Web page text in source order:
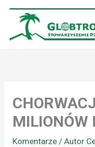
Przejdź
treści
MILIONÓW
Komentarze / Autor